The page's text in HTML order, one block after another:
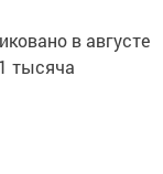
в августе
тысяча